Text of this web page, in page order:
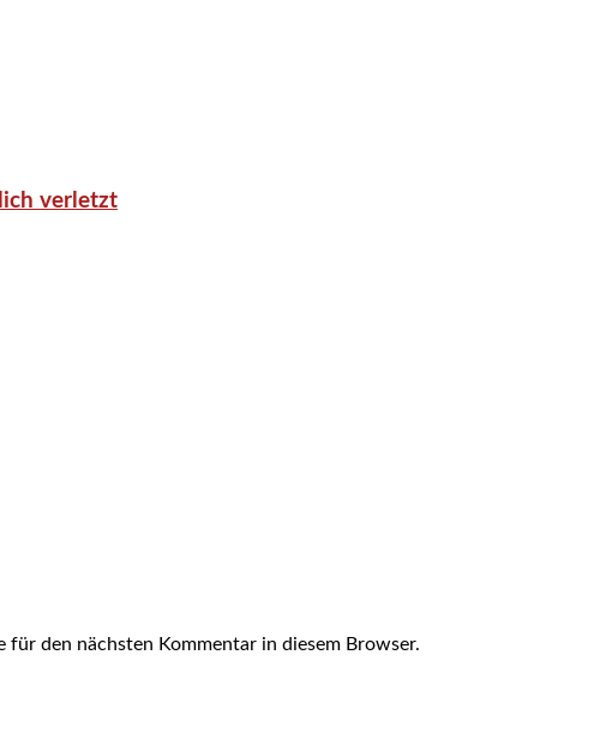
verletzt
für den nächsten Kommentar in diesem Browser.